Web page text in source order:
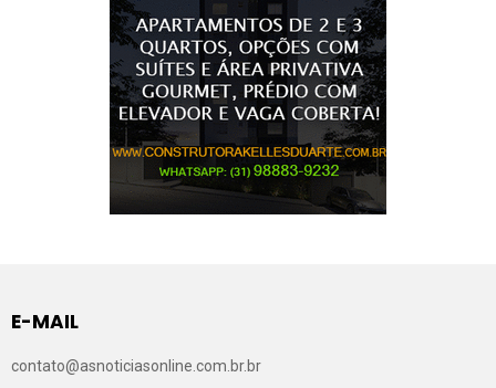
E-MAIL
contato@asnoticiasonline.com.br.br